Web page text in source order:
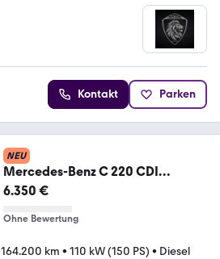
Kontakt Parken
NEU
Mercedes-Benz C 220 CDI
Sportcoupe PDC Panorama
6.350 €
Ohne Bewertung
164.200 km • 110 kW (150 PS) • Diesel